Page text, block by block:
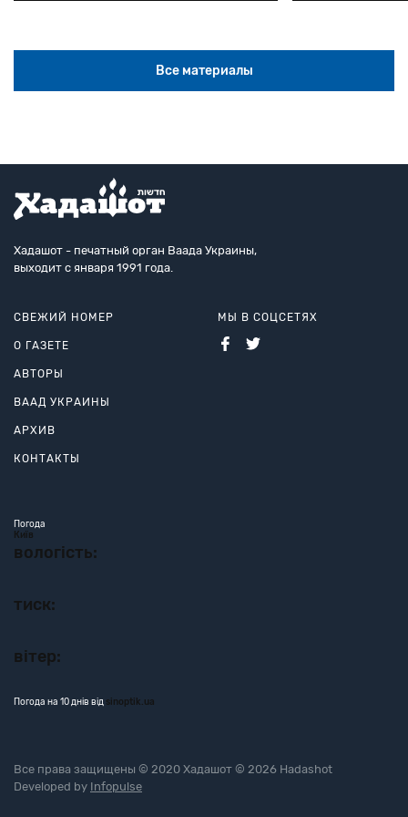
Все материалы
Хадашот - печатный орган Ваада Украины,
выходит с января 1991 года.
СВЕЖИЙ НОМЕР
О ГАЗЕТЕ
АВТОРЫ
ВААД УКРАИНЫ
АРХИВ
КОНТАКТЫ
МЫ В СОЦСЕТЯХ
Погода
Київ
вологість:
тиск:
вітер:
Погода на 10 днів від sinoptik.ua
Все права защищены © 2020 Хадашот © 2026 Hadashot
Developed by Infopulse